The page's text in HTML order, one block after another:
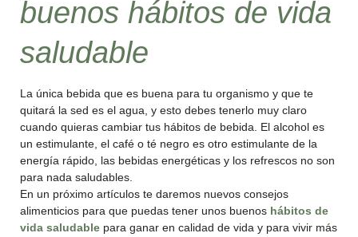
buenos hábitos de vida
saludable
La única bebida que es buena para tu organismo y que te
quitará la sed es el agua, y esto debes tenerlo muy claro
cuando quieras cambiar tus hábitos de bebida. El alcohol es
un estimulante, el café o té negro es otro estimulante de la
energía rápido, las bebidas energéticas y los refrescos no son
para nada saludables.
En un próximo artículos te daremos nuevos consejos
alimenticios para que puedas tener unos buenos hábitos de
vida saludable para ganar en calidad de vida y para vivir más